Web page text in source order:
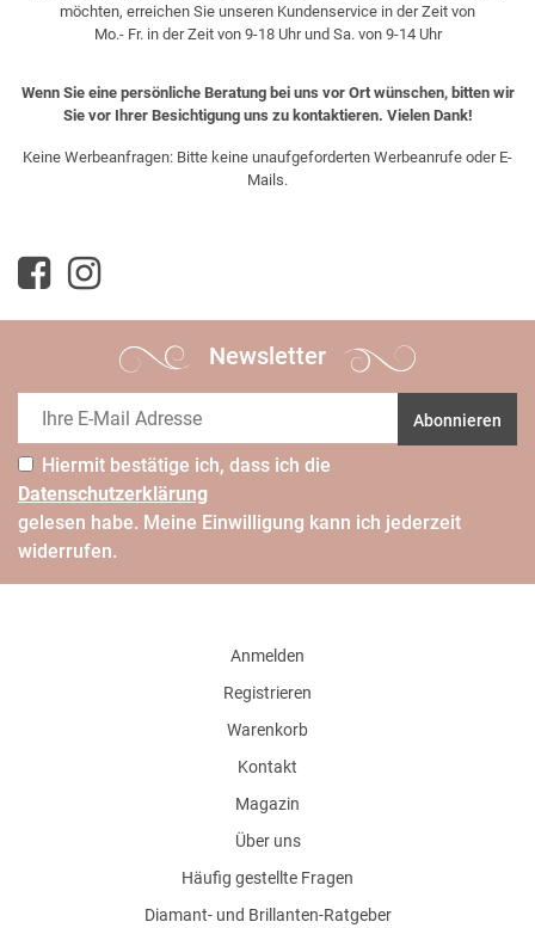
möchten, erreichen Sie unseren Kundenservice in der Zeit von
Mo.- Fr. in der Zeit von 9-18 Uhr und Sa. von 9-14 Uhr
Wenn Sie eine persönliche Beratung bei uns vor Ort wünschen, bitten wir
Sie vor Ihrer Besichtigung uns zu kontaktieren. Vielen Dank!
Keine Werbeanfragen: Bitte keine unaufgeforderten Werbeanrufe oder E-
Mails.
Newsletter
Abonnieren
Hiermit bestätige ich, dass ich die
Daten­schutz­erklärung
gelesen habe. Meine Einwilligung kann ich jederzeit
widerrufen.
Anmelden
Registrieren
Warenkorb
Kontakt
Magazin
Über uns
Häufig gestellte Fragen
Diamant- und Brillanten-Ratgeber